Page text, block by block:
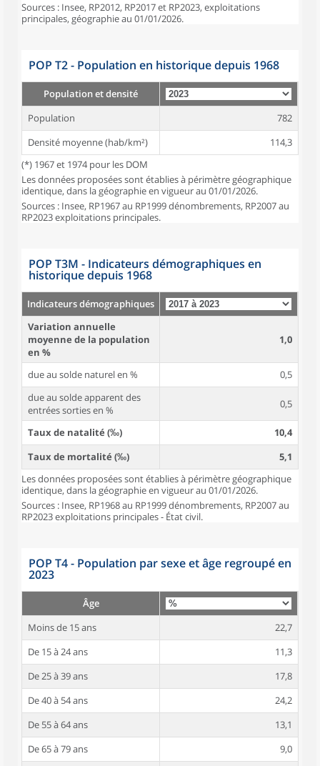
Sources : Insee, RP2012, RP2017 et RP2023, exploitations
principales, géographie au 01/01/2026.
POP T2 - Population en historique depuis 1968
Population et densité
Population
782
Densité moyenne (hab/km²)
114,3
(*) 1967 et 1974 pour les DOM
Les données proposées sont établies à périmètre géographique
identique, dans la géographie en vigueur au 01/01/2026.
Sources : Insee, RP1967 au RP1999 dénombrements, RP2007 au
RP2023 exploitations principales.
POP T3M - Indicateurs démographiques en
historique depuis 1968
Indicateurs démographiques
Variation annuelle
moyenne de la population
en %
1,0
due au solde naturel en %
0,5
due au solde apparent des
entrées sorties en %
0,5
Taux de natalité (‰)
10,4
Taux de mortalité (‰)
5,1
Les données proposées sont établies à périmètre géographique
identique, dans la géographie en vigueur au 01/01/2026.
Sources : Insee, RP1968 au RP1999 dénombrements, RP2007 au
RP2023 exploitations principales - État civil.
POP T4 - Population par sexe et âge regroupé en
2023
Âge
Moins de 15 ans
22,7
De 15 à 24 ans
11,3
De 25 à 39 ans
17,8
De 40 à 54 ans
24,2
De 55 à 64 ans
13,1
De 65 à 79 ans
9,0